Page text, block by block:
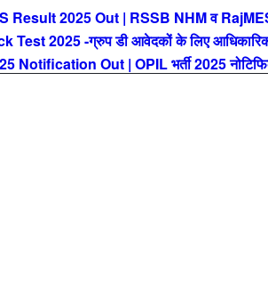
2025 Out | RSSB NHM व RajMES
Test 2025 -ग्रुप डी आवेदकों के लिए
Notification Out | OPIL भर्ती 2025